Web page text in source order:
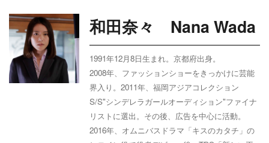
和田奈々 Nana Wada
1991年12月8日生まれ。京都府出身。
2008年、ファッションショーをきっかけに芸能
界入り。2011年、福岡アジアコレクション
S/S"シンデレラガールオーディション"ファイナ
リストに選出。その後、広告を中心に活動。
2016年、オムニバスドラマ「キスのカタチ」の